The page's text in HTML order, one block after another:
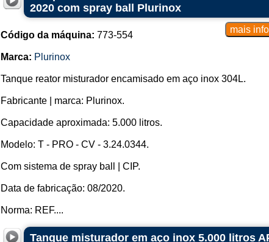
2020 com spray ball Plurinox
Código da máquina: 773-554
Marca: Plurinox
Tanque reator misturador encamisado em aço inox 304L.
Fabricante | marca: Plurinox.
Capacidade aproximada: 5.000 litros.
Modelo: T - PRO - CV - 3.24.0344.
Com sistema de spray ball | CIP.
Data de fabricação: 08/2020.
Norma: REF....
Tanque misturador em aço inox 5.000 litros